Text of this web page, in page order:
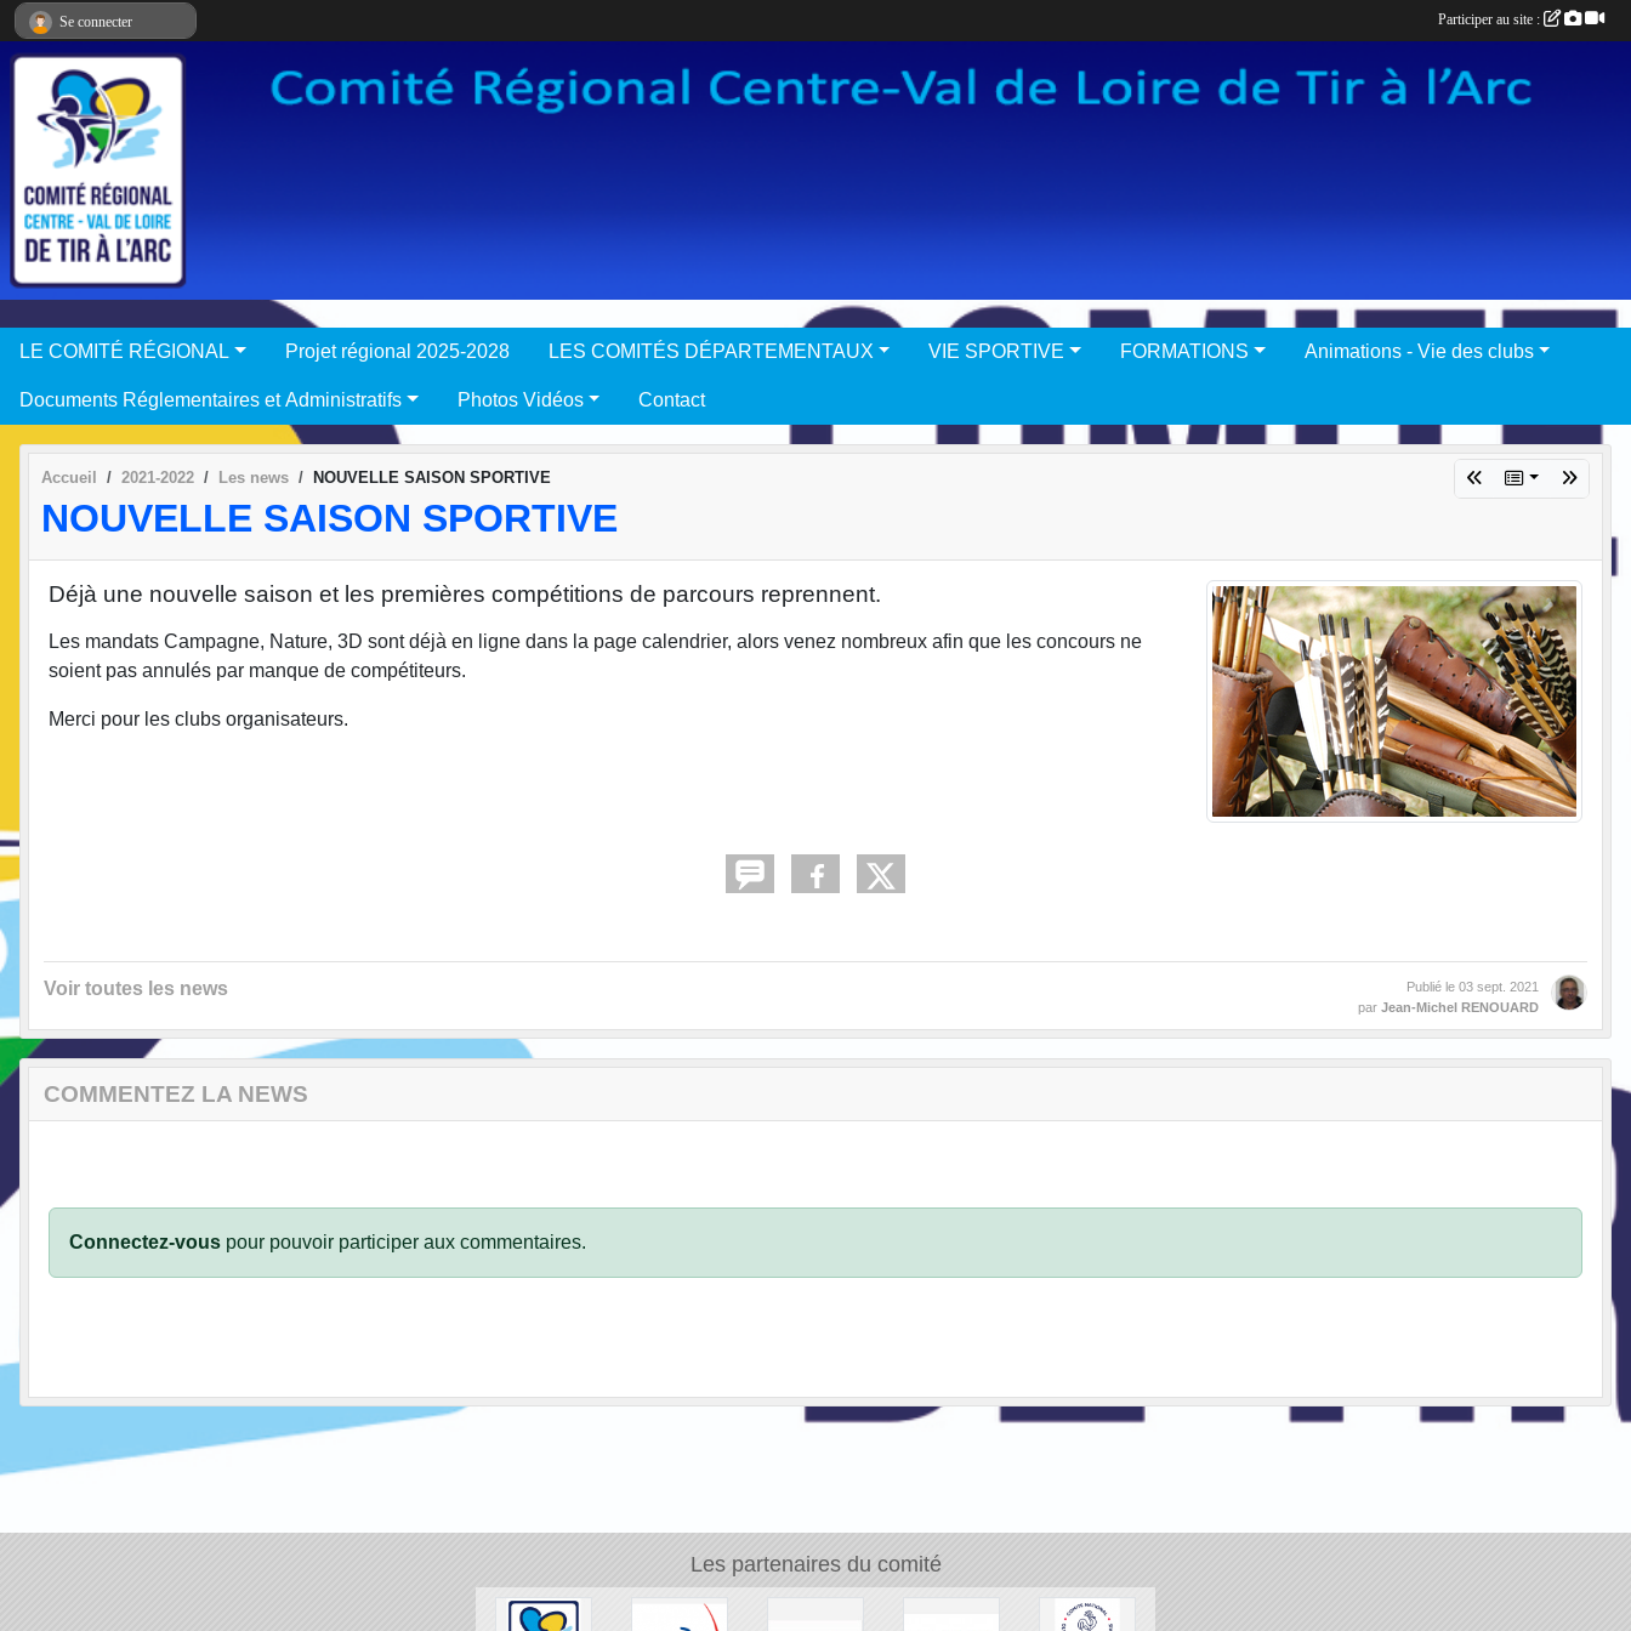
LE COMITÉ RÉGIONAL Projet régional 2025-2028 LES COMITÉS DÉPARTEMENTAUX VIE SPORTIVE FORMATIONS Animations - Vie des clubs
Documents Réglementaires et Administratifs Photos Vidéos Contact
Accueil 2021-2022 Les news NOUVELLE SAISON SPORTIVE
NOUVELLE SAISON SPORTIVE
Déjà une nouvelle saison et les premières compétitions de parcours reprennent.
Les mandats Campagne, Nature, 3D sont déjà en ligne dans la page calendrier, alors venez nombreux afin que les concours ne
soient pas annulés par manque de compétiteurs.
Merci pour les clubs organisateurs.
Voir toutes les news Publié le 03 sept. 2021
par Jean-Michel RENOUARD
COMMENTEZ LA NEWS
Connectez-vous pour pouvoir participer aux commentaires.
Les partenaires du comité
Se connecter Participer au site :
Panneau de gestion des cookies